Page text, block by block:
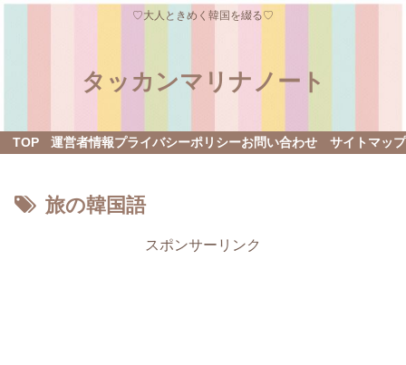
♡大人ときめく韓国を綴る♡
タッカンマリナノート
TOP 運営者情報プライバシーポリシーお問い合わせ サイトマップ
旅の韓国語
スポンサーリンク